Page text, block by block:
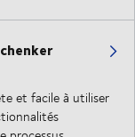
et facile à utiliser